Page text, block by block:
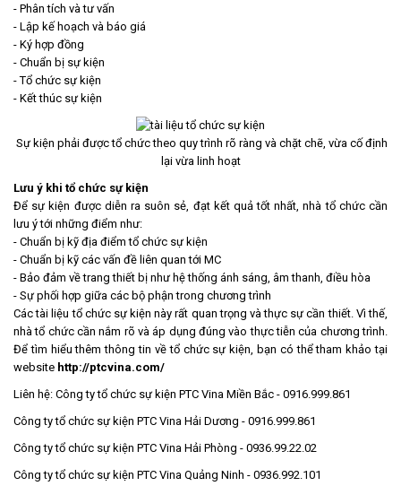
- Phân tích và tư vấn
- Lập kế hoạch và báo giá
- Ký hợp đồng
- Chuẩn bị sự kiện
- Tổ chức sự kiện
- Kết thúc sự kiện
Sự kiện phải được tổ chức theo quy trình rõ ràng và chặt chẽ, vừa cố định
lại vừa linh hoạt
Lưu ý khi tổ chức sự kiện
Để sự kiện được diễn ra suôn sẻ, đạt kết quả tốt nhất, nhà tổ chức cần
lưu ý tới những điểm như:
- Chuẩn bị kỹ địa điểm tổ chức sự kiện
- Chuẩn bị kỹ các vấn đề liên quan tới MC
- Bảo đảm về trang thiết bị như hệ thống ánh sáng, âm thanh, điều hòa
- Sự phối hợp giữa các bộ phận trong chương trình
Các tài liệu tổ chức sự kiện này rất quan trọng và thực sự cần thiết. Vì thế,
nhà tổ chức cần nắm rõ và áp dụng đúng vào thực tiễn của chương trình.
Để tìm hiểu thêm thông tin về tổ chức sự kiện, bạn có thể tham khảo tại
website http://ptcvina.com/
Liên hệ: Công ty tổ chức sự kiện PTC Vina Miền Bắc - 0916.999.861
Công ty tổ chức sự kiện PTC Vina Hải Dương - 0916.999.861
Công ty tổ chức sự kiện PTC Vina Hải Phòng - 0936.99.22.02
Công ty tổ chức sự kiện PTC Vina Quảng Ninh - 0936.992.101